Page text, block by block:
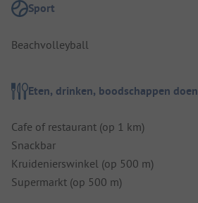
Sport
Beachvolleyball
Eten, drinken, boodschappen doen
Cafe of restaurant (op 1 km)
Snackbar
Kruidenierswinkel (op 500 m)
Supermarkt (op 500 m)